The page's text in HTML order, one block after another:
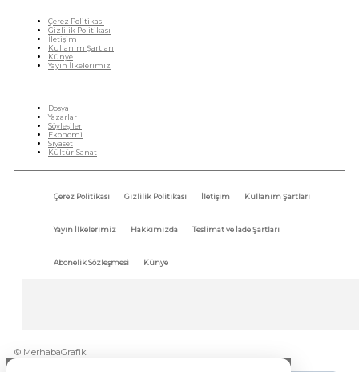
Çerez Politikası
Gizlilik Politikası
İletişim
Kullanım Şartları
Künye
Yayın İlkelerimiz
Dosya
Yazarlar
Söyleşiler
Ekonomi
Siyaset
Kültür-Sanat
Çerez Politikası Gizlilik Politikası İletişim Kullanım Şartları
Yayın İlkelerimiz Hakkımızda Teslimat ve İade Şartları
Abonelik Sözleşmesi Künye
© MerhabaGrafik